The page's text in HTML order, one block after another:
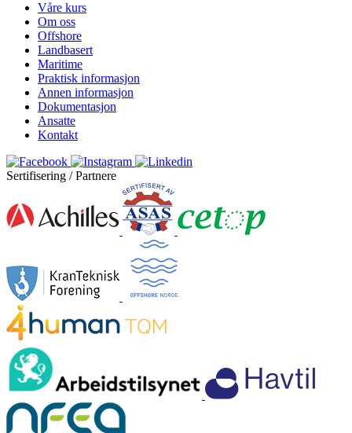
Våre kurs
Om oss
Offshore
Landbasert
Maritime
Praktisk informasjon
Annen informasjon
Dokumentasjon
Ansatte
Kontakt
Sertifisering / Partnere